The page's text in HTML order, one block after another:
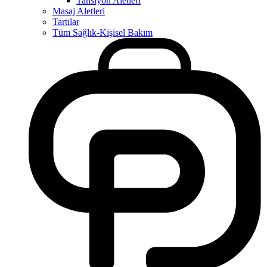
Masaj Aletleri
Tartılar
Tüm Sağlık-Kişisel Bakım